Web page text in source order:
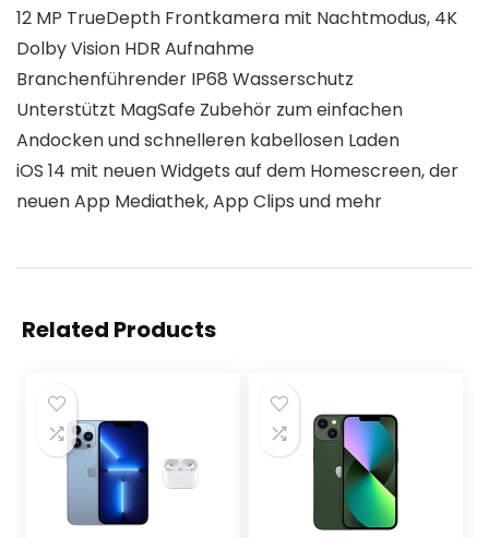
12 MP TrueDepth Frontkamera mit Nachtmodus, 4K
Dolby Vision HDR Aufnahme
Branchenführender IP68 Wasserschutz
Unterstützt MagSafe Zubehör zum einfachen
Andocken und schnelleren kabellosen Laden
iOS 14 mit neuen Widgets auf dem Homescreen, der
neuen App Mediathek, App Clips und mehr
Related Products